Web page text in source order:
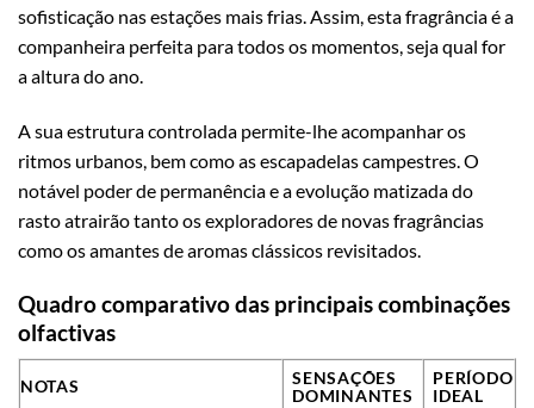
sofisticação nas estações mais frias. Assim, esta fragrância é a
companheira perfeita para todos os momentos, seja qual for
a altura do ano.
A sua estrutura controlada permite-lhe acompanhar os
ritmos urbanos, bem como as escapadelas campestres. O
notável poder de permanência e a evolução matizada do
rasto atrairão tanto os exploradores de novas fragrâncias
como os amantes de aromas clássicos revisitados.
Quadro comparativo das principais combinações
olfactivas
NOTAS
SENSAÇÕES
DOMINANTES
PERÍODO
IDEAL